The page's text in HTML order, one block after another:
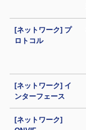
[ネットワーク] プ
ロトコル
[ネットワーク] イ
ンターフェース
[ネットワーク]